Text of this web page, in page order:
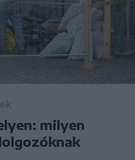
milyen